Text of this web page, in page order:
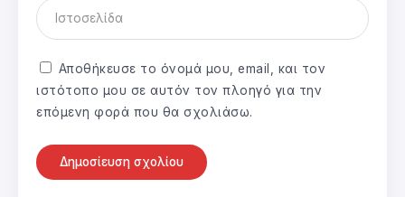
Αποθήκευσε το όνομά μου, email, και τον
ιστότοπο μου σε αυτόν τον πλοηγό για την
επόμενη φορά που θα σχολιάσω.